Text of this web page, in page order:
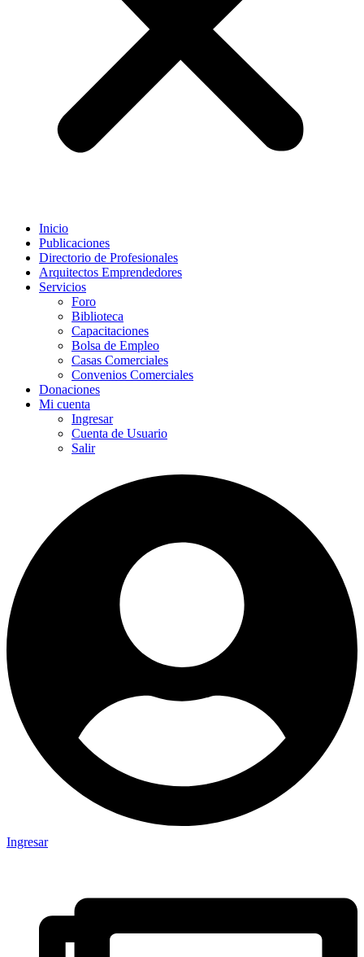
Inicio
Publicaciones
Directorio de Profesionales
Arquitectos Emprendedores
Servicios
Foro
Biblioteca
Capacitaciones
Bolsa de Empleo
Casas Comerciales
Convenios Comerciales
Donaciones
Mi cuenta
Ingresar
Cuenta de Usuario
Salir
Ingresar